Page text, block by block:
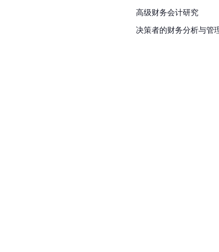
高级财务会计研究
决策者的财务分析与管